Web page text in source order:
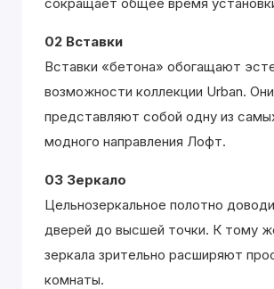
02 Вставки
Вставки «бетона» обогащают
возможности коллекции Urban. Они
представляют собой одну из
модного направления Лофт.
03 Зеркало
Цельнозеркальное полотно
дверей до высшей точки. К тому
зеркала зрительно расширяют
комнаты.